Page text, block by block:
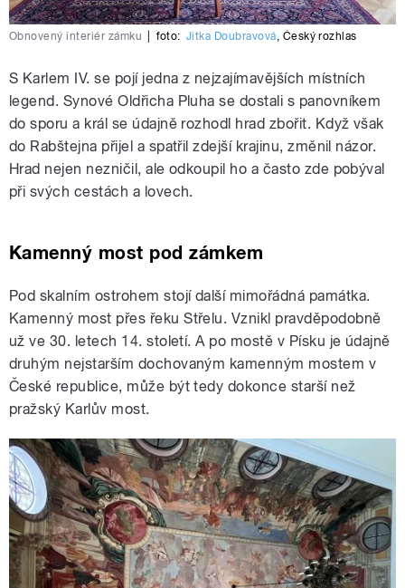
Obnovený interiér zámku foto: Jitka Doubravová, Český rozhlas
S Karlem IV. se pojí jedna z nejzajímavějších místních
legend. Synové Oldřicha Pluha se dostali s panovníkem
do sporu a král se údajně rozhodl hrad zbořit. Když však
do Rabštejna přijel a spatřil zdejší krajinu, změnil názor.
Hrad nejen nezničil, ale odkoupil ho a často zde pobýval
při svých cestách a lovech.
Kamenný most pod zámkem
Pod skalním ostrohem stojí další mimořádná památka.
Kamenný most přes řeku Střelu. Vznikl pravděpodobně
už ve 30. letech 14. století. A po mostě v Písku je údajně
druhým nejstarším dochovaným kamenným mostem v
České republice, může být tedy dokonce starší než
pražský Karlův most.